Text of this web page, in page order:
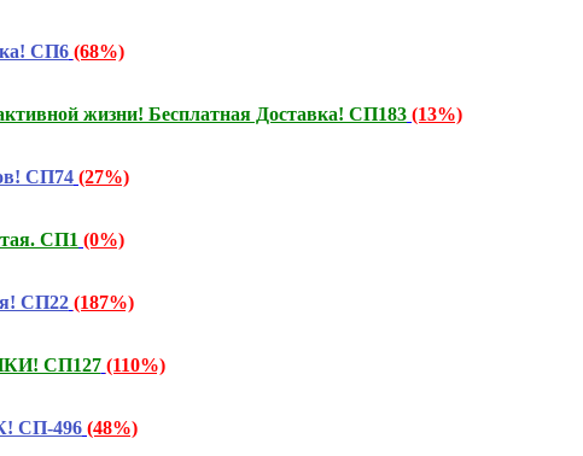
СП6 (68%)
жизни! Бесплатная Доставка! СП183 (13%)
СП74 (27%)
СП1 (0%)
СП22 (187%)
СП127 (110%)
СП-496 (48%)